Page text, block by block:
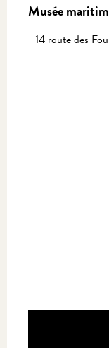
Musée
14 route des